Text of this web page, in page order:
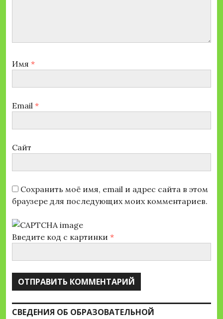
Имя *
Email *
Сайт
Сохранить моё имя, email и адрес сайта в этом
браузере для последующих моих комментариев.
Введите код с картинки *
СВЕДЕНИЯ ОБ ОБРАЗОВАТЕЛЬНОЙ